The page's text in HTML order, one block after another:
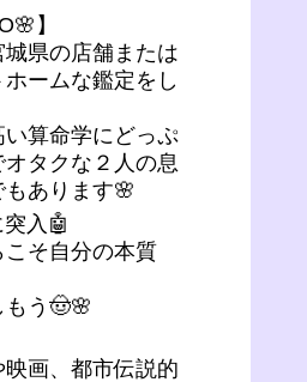
】
県の店舗または
ームな鑑定をし
算命学にどっぷ
タクな２人の息
あります🌸
入🤖
そ自分の本質
う🤠🌸
画、都市伝説的